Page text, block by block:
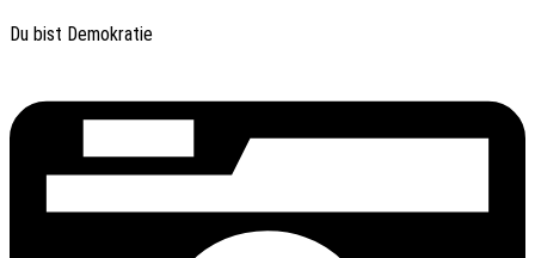
Du bist Demokratie